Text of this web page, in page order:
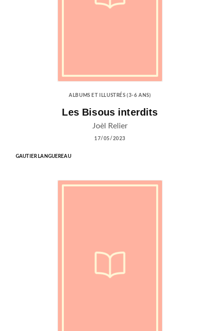
ALBUMS ET ILLUSTRÉS (3-6 ANS)
Les Bisous interdits
Joèl Relier
17/05/2023
GAUTIER LANGUEREAU